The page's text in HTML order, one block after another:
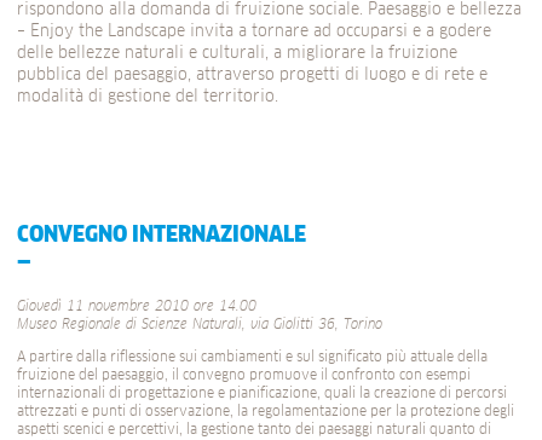
rispondono alla domanda di fruizione sociale. Paesaggio e bellezza
– Enjoy the Landscape invita a tornare ad occuparsi e a godere
delle bellezze naturali e culturali, a migliorare la fruizione
pubblica del paesaggio, attraverso progetti di luogo e di rete e
modalità di gestione del territorio.
CONVEGNO INTERNAZIONALE
Giovedì 11 novembre 2010 ore 14.00
Museo Regionale di Scienze Naturali, via Giolitti 36, Torino
A partire dalla riflessione sui cambiamenti e sul significato più attuale della
fruizione del paesaggio, il convegno promuove il confronto con esempi
internazionali di progettazione e pianificazione, quali la creazione di percorsi
attrezzati e punti di osservazione, la regolamentazione per la protezione degli
aspetti scenici e percettivi, la gestione tanto dei paesaggi naturali quanto di